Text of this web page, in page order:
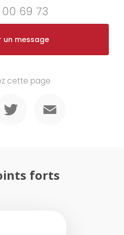
00 69 73
un message
cette page
forts